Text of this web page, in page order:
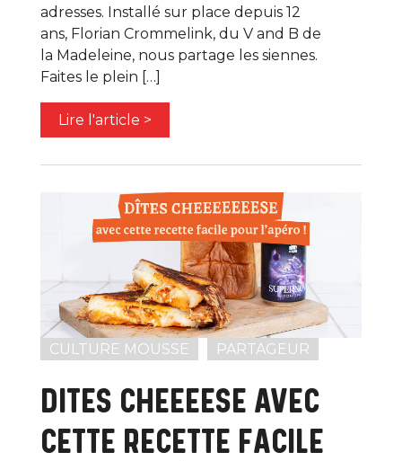
adresses. Installé sur place depuis 12
ans, Florian Crommelink, du V and B de
la Madeleine, nous partage les siennes.
Faites le plein […]
Lire l'article >
CULTURE MOUSSE PARTAGEUR
DITES CHEEEESE AVEC
CETTE RECETTE FACILE